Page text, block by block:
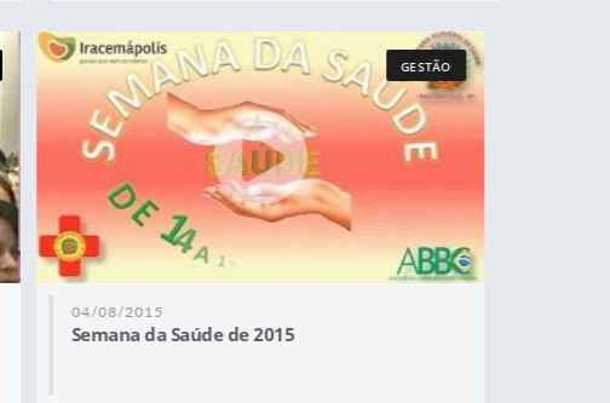
04/08/2015
Semana da Saúde de 2015
GESTÃO